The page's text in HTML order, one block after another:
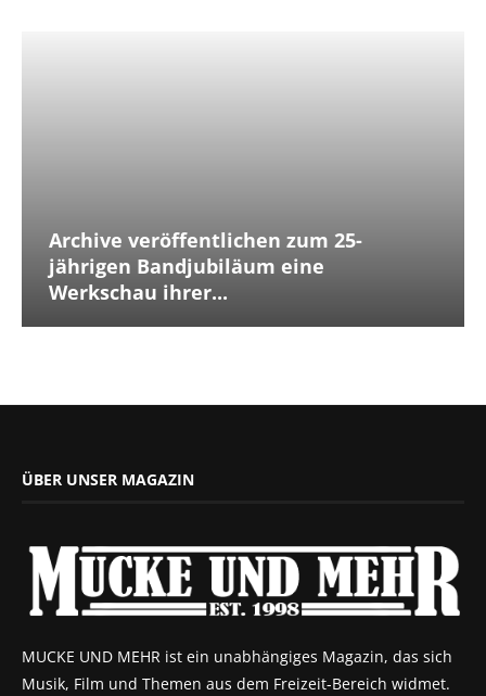
Archive veröffentlichen zum 25-
jährigen Bandjubiläum eine
Werkschau ihrer...
ÜBER UNSER MAGAZIN
MUCKE UND MEHR ist ein unabhängiges Magazin, das sich
Musik, Film und Themen aus dem Freizeit-Bereich widmet.